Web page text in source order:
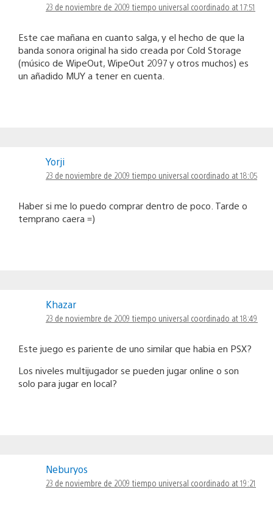
23 de noviembre de 2009 tiempo universal coordinado at 17:51
Este cae mañana en cuanto salga, y el hecho de que la
banda sonora original ha sido creada por Cold Storage
(músico de WipeOut, WipeOut 2097 y otros muchos) es
un añadido MUY a tener en cuenta.
Yorji
23 de noviembre de 2009 tiempo universal coordinado at 18:05
Haber si me lo puedo comprar dentro de poco. Tarde o
temprano caera =)
Khazar
23 de noviembre de 2009 tiempo universal coordinado at 18:49
Este juego es pariente de uno similar que habia en PSX?
Los niveles multijugador se pueden jugar online o son
solo para jugar en local?
Neburyos
23 de noviembre de 2009 tiempo universal coordinado at 19:21